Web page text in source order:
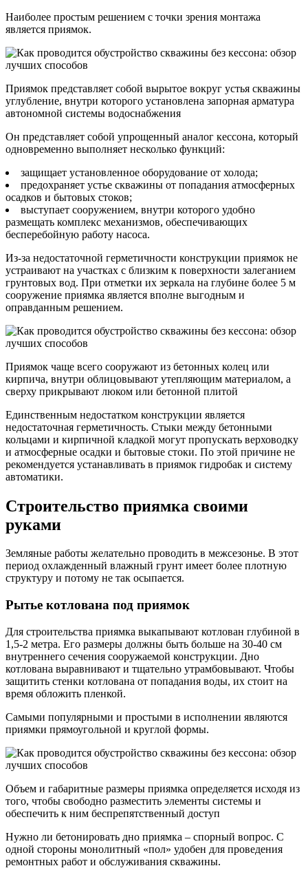
Наиболее простым решением с точки зрения монтажа
является приямок.
Приямок представляет собой вырытое вокруг устья скважины
углубление, внутри которого установлена запорная арматура
автономной системы водоснабжения
Он представляет собой упрощенный аналог кессона, который
одновременно выполняет несколько функций:
защищает установленное оборудование от холода;
предохраняет устье скважины от попадания атмосферных
осадков и бытовых стоков;
выступает сооружением, внутри которого удобно
размещать комплекс механизмов, обеспечивающих
бесперебойную работу насоса.
Из-за недостаточной герметичности конструкции приямок не
устраивают на участках с близким к поверхности залеганием
грунтовых вод. При отметки их зеркала на глубине более 5 м
сооружение приямка является вполне выгодным и
оправданным решением.
Приямок чаще всего сооружают из бетонных колец или
кирпича, внутри облицовывают утепляющим материалом, а
сверху прикрывают люком или бетонной плитой
Единственным недостатком конструкции является
недостаточная герметичность. Стыки между бетонными
кольцами и кирпичной кладкой могут пропускать верховодку
и атмосферные осадки и бытовые стоки. По этой причине не
рекомендуется устанавливать в приямок гидробак и систему
автоматики.
Строительство приямка своими
руками
Земляные работы желательно проводить в межсезонье. В этот
период охлажденный влажный грунт имеет более плотную
структуру и потому не так осыпается.
Рытье котлована под приямок
Для строительства приямка выкапывают котлован глубиной в
1,5-2 метра. Его размеры должны быть больше на 30-40 см
внутреннего сечения сооружаемой конструкции. Дно
котлована выравнивают и тщательно утрамбовывают. Чтобы
защитить стенки котлована от попадания воды, их стоит на
время обложить пленкой.
Самыми популярными и простыми в исполнении являются
приямки прямоугольной и круглой формы.
Объем и габаритные размеры приямка определяется исходя из
того, чтобы свободно разместить элементы системы и
обеспечить к ним беспрепятственный доступ
Нужно ли бетонировать дно приямка – спорный вопрос. С
одной стороны монолитный «пол» удобен для проведения
ремонтных работ и обслуживания скважины.